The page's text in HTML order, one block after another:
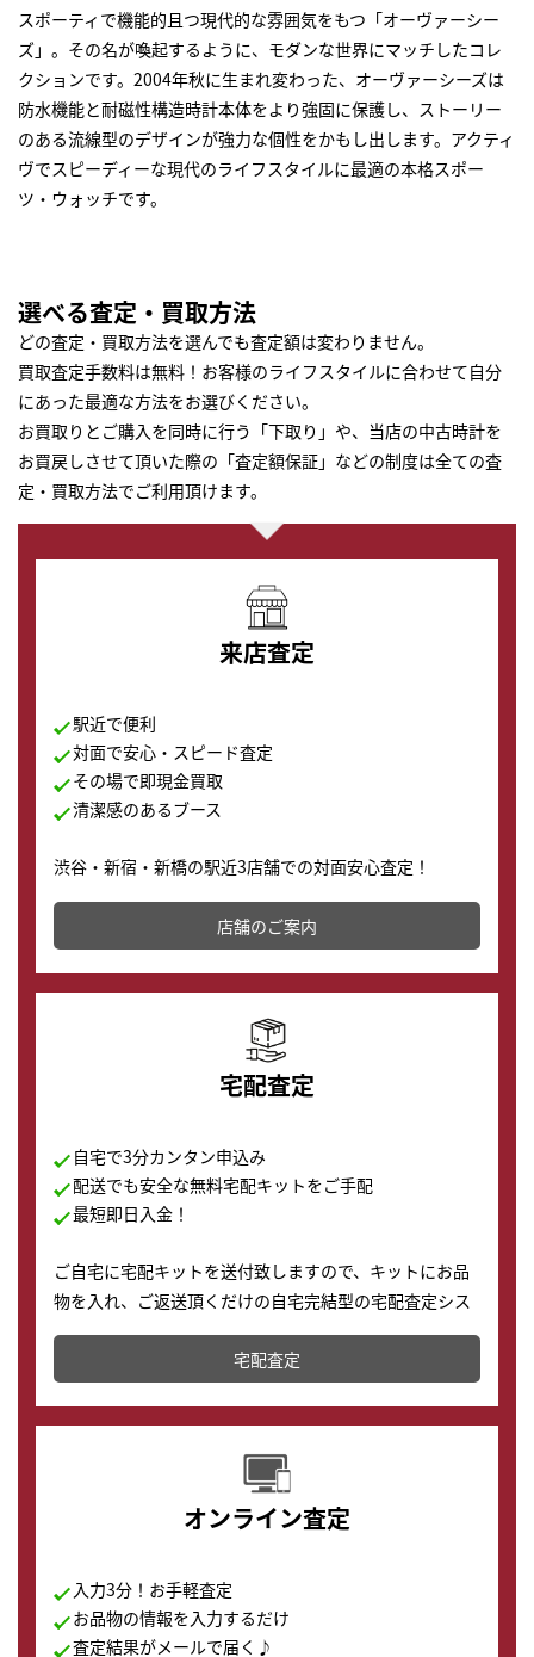
スポーティで機能的且つ現代的な雰囲気をもつ「オーヴァーシー
ズ」。その名が喚起するように、モダンな世界にマッチしたコレ
クションです。2004年秋に生まれ変わった、オーヴァーシーズは
防水機能と耐磁性構造時計本体をより強固に保護し、ストーリー
のある流線型のデザインが強力な個性をかもし出します。アクティ
ヴでスピーディーな現代のライフスタイルに最適の本格スポー
ツ・ウォッチです。
選べる査定・買取方法
どの査定・買取方法を選んでも査定額は変わりません。
買取査定手数料は無料！お客様のライフスタイルに合わせて自分
にあった最適な方法をお選びください。
お買取りとご購入を同時に行う「下取り」や、当店の中古時計を
お買戻しさせて頂いた際の「査定額保証」などの制度は全ての査
定・買取方法でご利用頂けます。
来店査定
駅近で便利
対面で安心・スピード査定
その場で即現金買取
清潔感のあるブース
渋谷・新宿・新橋の駅近3店舗での対面安心査定！
その場で現金買取致します。渋谷本店では、時計販売の
店舗を併設しており、下取りに出してお得に新しい時計
の購入もできます♪
店舗のご案内
宅配査定
自宅で3分カンタン申込み
配送でも安全な無料宅配キットをご手配
最短即日入金！
ご自宅に宅配キットを送付致しますので、キットにお品
物を入れ、ご返送頂くだけの自宅完結型の宅配査定シス
テムです。
配送でも簡単&安全に査定・買取に出すことが可能で
す。
宅配査定
オンライン査定
入力3分！お手軽査定
お品物の情報を入力するだけ
査定結果がメールで届く♪